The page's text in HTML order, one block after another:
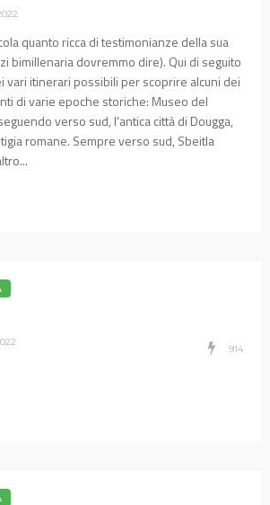
quanto ricca di testimonianze della sua
bimillenaria dovremmo dire). Qui di seguito
vari itinerari possibili per scoprire alcuni dei
di varie epoche storiche: Museo del
verso sud, l'antica città di Dougga,
romane. Sempre verso sud, Sbeitla
914